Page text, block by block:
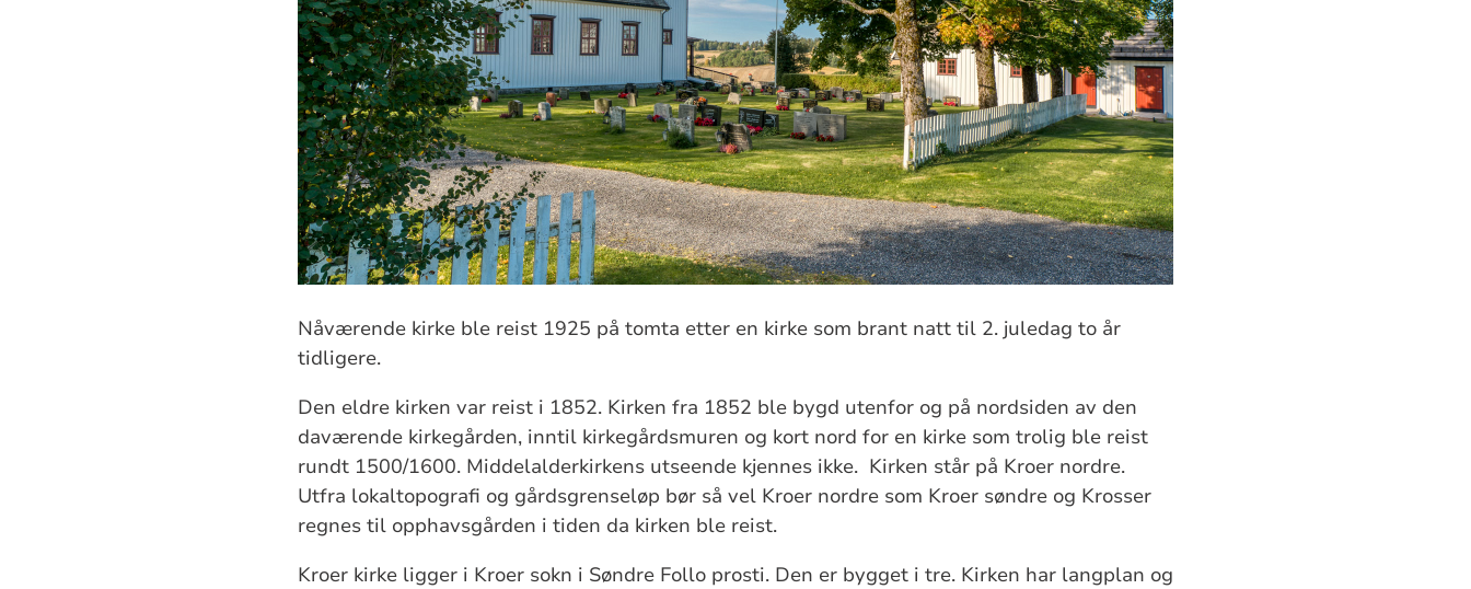
Nåværende kirke ble reist 1925 på tomta etter en kirke som brant natt til 2. juledag to år
tidligere.
Den eldre kirken var reist i 1852. Kirken fra 1852 ble bygd utenfor og på nordsiden av den
daværende kirkegården, inntil kirkegårdsmuren og kort nord for en kirke som trolig ble reist
rundt 1500/1600. Middelalderkirkens utseende kjennes ikke. Kirken står på Kroer nordre.
Utfra lokaltopografi og gårdsgrenseløp bør så vel Kroer nordre som Kroer søndre og Krosser
regnes til opphavsgården i tiden da kirken ble reist.
Kroer kirke ligger i Kroer sokn i Søndre Follo prosti. Den er bygget i tre. Kirken har langplan og